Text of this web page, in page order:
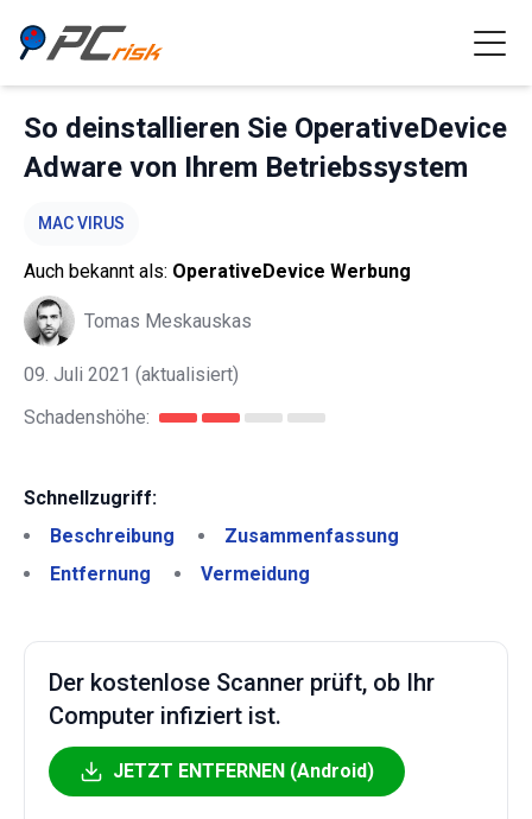
So deinstallieren Sie OperativeDevice
Adware von Ihrem Betriebssystem
MAC VIRUS
Auch bekannt als: OperativeDevice Werbung
Tomas Meskauskas
09. Juli 2021 (aktualisiert)
Schadenshöhe:
Schnellzugriff:
Beschreibung
Zusammenfassung
Entfernung
Vermeidung
Der kostenlose Scanner prüft, ob Ihr
Computer infiziert ist.
JETZT ENTFERNEN (Android)